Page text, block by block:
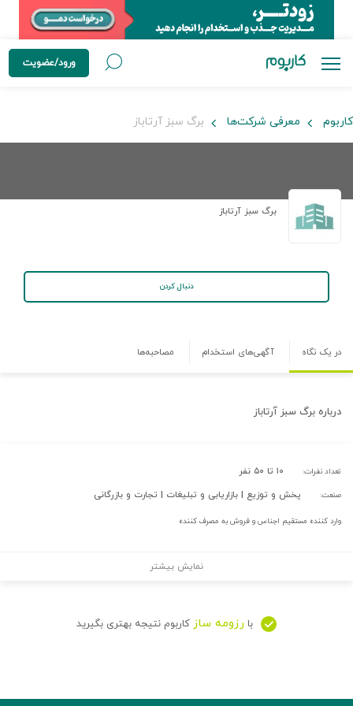
ورود/عضویت
کاربوم معرفی شرکت‌ها برگ سبز آرتاباز
برگ سبز آرتاباز
دنبال کردن
در یک نگاه آگهی‌های استخدام مصاحبه‌ها
درباره برگ سبز آرتاباز
تعداد نفرات: ۱۰ تا ۵۰ نفر
صنعت: پخش و توزیع | بازاریابی و تبلیغات | تجارت و بازرگانی
وارد کننده مستقیم اجناس و فروش به مصرف کننده
نمایش بیشتر
با رزومه ساز کاربوم نتیجه بهتری بگیرید